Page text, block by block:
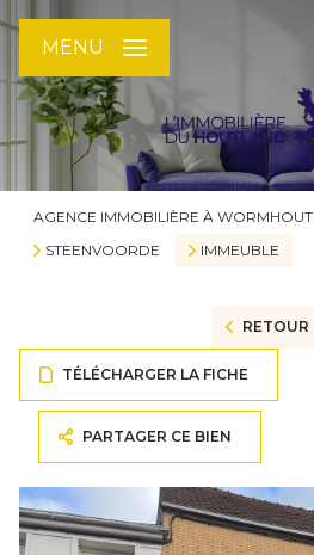
MENU
AGENCE IMMOBILIÈRE À WORMHOUT
STEENVOORDE
IMMEUBLE
RETOUR
TÉLÉCHARGER LA FICHE
PARTAGER CE BIEN